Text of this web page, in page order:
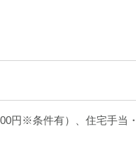
円※条件有）、住宅手当